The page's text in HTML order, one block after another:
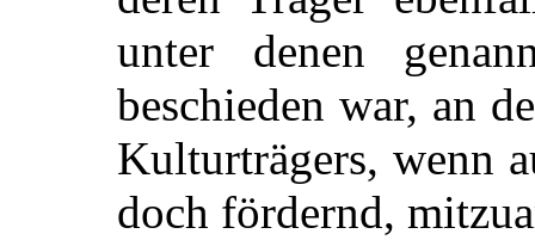
unter denen
beschieden war, an
Kulturträgers, wenn
doch fördernd,